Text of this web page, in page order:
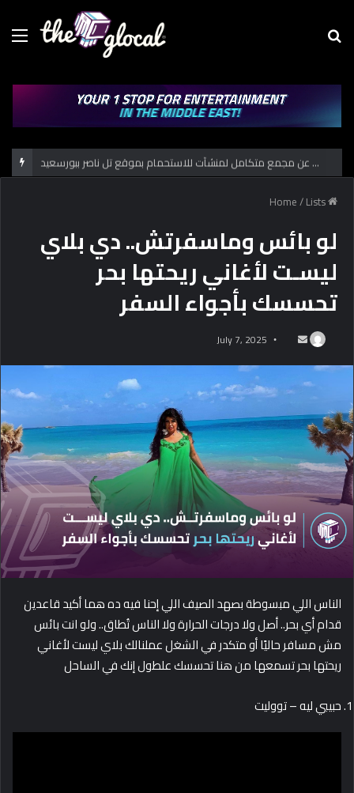
Menu
حكاية الكشف عن مجمع متكامل لمنشآت للاستحمام بموقع تل ناصر ببورسعيد
/Lists
لو بائس وماسفرتش.. دي بلاي
ليسـت لأغاني ريحتها بحر
تحسسك بأجواء السفر
a
n
e
m
a
July 7, 2025
الناس اللي مبسوطة بصهد الصيف اللي إحنا فيه ده هما أكيد قاعدين
قدام أي بحر.. أصل ولا درجات الحرارة ولا الناس تُطاق.. ولو انت بائس
مش مسافر حاليًا أو متكدر في الشغل عملنالك بلاي ليست لأغاني
ريحتها بحر تسمعها من هنا تحسسك علطول إنك في الساحل
حبيبي ليه – تووليت